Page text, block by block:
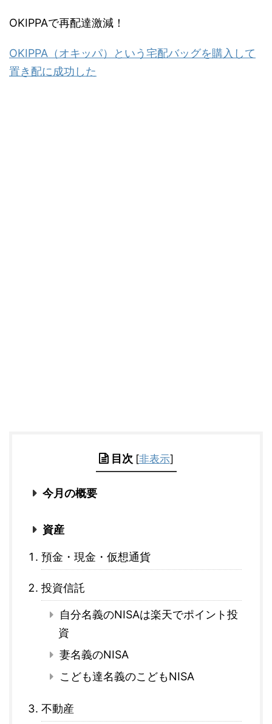
OKIPPAで再配達激減！
OKIPPA（オキッパ）という宅配バッグを購入して
置き配に成功した
目次 [非表示]
今月の概要
資産
預金・現金・仮想通貨
投資信託
自分名義のNISAは楽天でポイント投
資
妻名義のNISA
こども達名義のこどもNISA
不動産